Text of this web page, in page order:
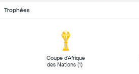
Trophées
Coupe d'Afrique